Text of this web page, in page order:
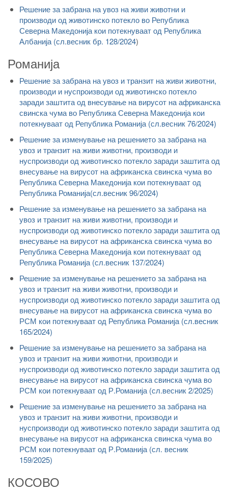
Решение за забрана на увоз на живи животни и
производи од животинско потекло во Република
Северна Македонија кои потекнуваат од Република
Албанија (сл.весник бр. 128/2024)
Романија
Решение за забрана на увоз и транзит на живи животни,
производи и нуспроизводи од животинско потекло
заради заштита од внесување на вирусот на африканска
свинска чума во Република Северна Македонија кои
потекнуваат од Република Романија (сл.весник 76/2024)
Решение за изменување на решението за забрана на
увоз и транзит на живи животни, производи и
нуспроизводи од животинско потекло заради заштита од
внесување на вирусот на африканска свинска чума во
Република Северна Македонија кои потекнуваат од
Република Романија(сл.весник 96/2024)
Решение за изменување на решението за забрана на
увоз и транзит на живи животни, производи и
нуспроизводи од животинско потекло заради заштита од
внесување на вирусот на африканска свинска чума во
Република Северна Македонија кои потекнуваат од
Република Романија (сл.весник 137/2024)
Решение за изменување на решението за забрана на
увоз и транзит на живи животни, производи и
нуспроизводи од животинско потекло заради заштита од
внесување на вирусот на африканска свинска чума во
РСМ кои потекнуваат од Република Романија (сл.весник
165/2024)
Решение за изменување на решението за забрана на
увоз и транзит на живи животни, производи и
нуспроизводи од животинско потекло заради заштита од
внесување на вирусот на африканска свинска чума во
РСМ кои потекнуваат од Р.Романија (сл.весник 2/2025)
Решение за изменување на решението за забрана на
увоз и транзит на живи животни, производи и
нуспроизводи од животинско потекло заради заштита од
внесување на вирусот на африканска свинска чума во
РСМ кои потекнуваат од Р.Романија (сл. весник
159/2025)
КОСОВО